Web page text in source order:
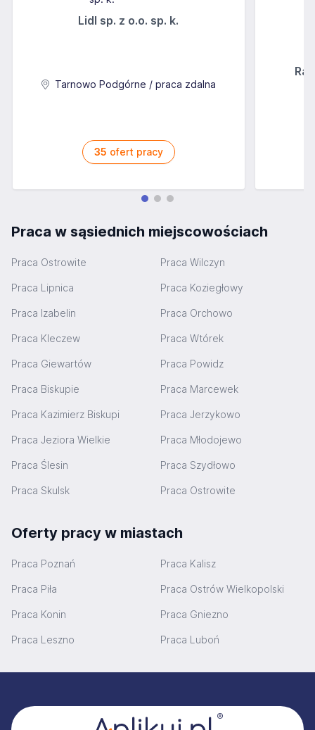
Lidl sp. z o.o. sp. k.
Tarnowo Podgórne / praca zdalna
35 ofert pracy
Praca w sąsiednich miejscowościach
Praca Ostrowite Praca Wilczyn
Praca Lipnica Praca Koziegłowy
Praca Izabelin Praca Orchowo
Praca Kleczew Praca Wtórek
Praca Giewartów Praca Powidz
Praca Biskupie Praca Marcewek
Praca Kazimierz Biskupi Praca Jerzykowo
Praca Jeziora Wielkie Praca Młodojewo
Praca Ślesin Praca Szydłowo
Praca Skulsk Praca Ostrowite
Oferty pracy w miastach
Praca Poznań Praca Kalisz
Praca Piła Praca Ostrów Wielkopolski
Praca Konin Praca Gniezno
Praca Leszno Praca Luboń